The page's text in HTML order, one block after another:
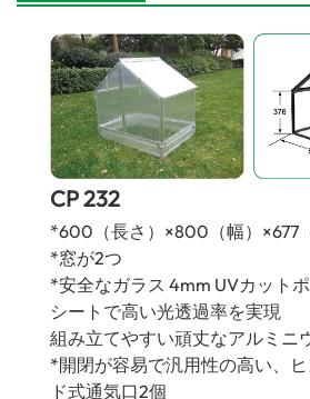
CP 232
*600（長さ）×800（幅）×677
*窓が2つ
*安全なガラス 4mm UVカット
シートで高い光透過率を実現
組み立てやすい頑丈なアルミニ
*開閉が容易で汎用性の高い、
ド式通気口2個